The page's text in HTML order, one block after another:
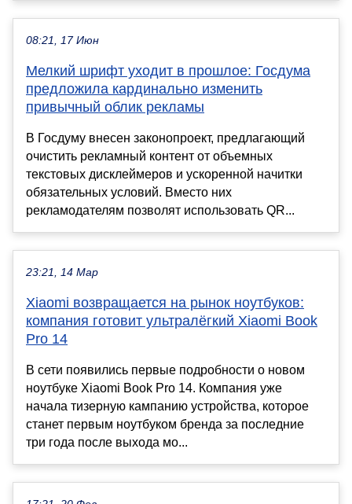
08:21, 17 Июн
Мелкий шрифт уходит в прошлое: Госдума
предложила кардинально изменить
привычный облик рекламы
В Госдуму внесен законопроект, предлагающий
очистить рекламный контент от объемных
текстовых дисклеймеров и ускоренной начитки
обязательных условий. Вместо них
рекламодателям позволят использовать QR...
23:21, 14 Мар
Xiaomi возвращается на рынок ноутбуков:
компания готовит ультралёгкий Xiaomi Book
Pro 14
В сети появились первые подробности о новом
ноутбуке Xiaomi Book Pro 14. Компания уже
начала тизерную кампанию устройства, которое
станет первым ноутбуком бренда за последние
три года после выхода мо...